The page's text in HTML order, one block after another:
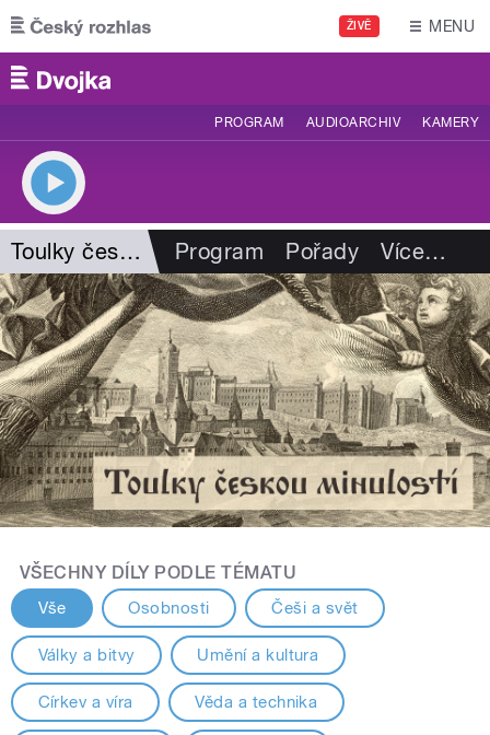
Přejít k hlavnímu obsahu
ŽIVĚ MENU
PROGRAM AUDIOARCHIV KAMERY
Toulky českou minulostí Program Pořady Více…
VŠECHNY DÍLY PODLE TÉMATU
Vše Osobnosti Češi a svět
Války a bitvy Umění a kultura
Církev a víra Věda a technika